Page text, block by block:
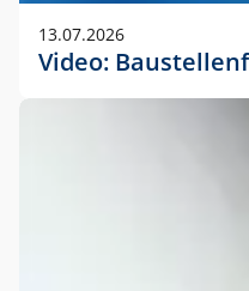
13.07.2026
Video: